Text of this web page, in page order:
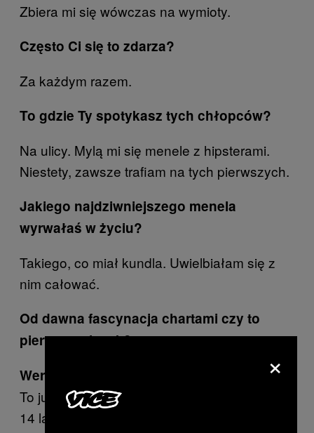
Zbiera mi się wówczas na wymioty.
Często Ci się to zdarza?
Za każdym razem.
To gdzie Ty spotykasz tych chłopców?
Na ulicy. Mylą mi się menele z hipsterami.
Niestety, zawsze trafiam na tych pierwszych.
Jakiego najdziwniejszego menela
wyrwałaś w życiu?
Takiego, co miał kundla. Uwielbiałam się z
nim całować.
Od dawna fascynacja chartami czy to
pierwszy piesek?
Weronika z chartem:
Nie, psy zawsze były.
To już drugi w moim życiu. Poprzedni rządził
14 lat.
×